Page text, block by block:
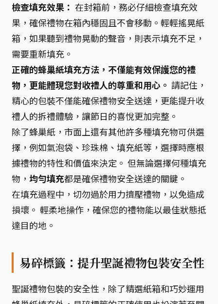
檢查填充效果： 在封箱前，務必仔細檢查填充效
果，確保禮物在箱內穩固且不會移動。輕輕搖晃紙
箱，如果聽到禮物晃動的聲音，則表示填充不足，
需要重新填充。
正確的蜂巢紙填充方法，不僅能有效保護您的禮
物，更能體現您對收禮人的尊重和用心。 請記住，
精心的包裝不僅能確保禮物安全送達，更能提升收
禮人的拆禮體驗，讓節日的喜悅更加完整。
除了蜂巢紙，市面上還有其他許多種填充物可供選
擇，例如氣泡袋、珍珠棉、填充紙等，選擇時應根
據禮物的特性和價值來決定。 但無論選擇何種填充
物， 均勻填充都是確保禮物安全送達的關鍵。
在填充過程中，切勿過於用力擠壓禮物，以免造成
損壞。 輕柔地操作，確保您的禮物能以最佳狀態抵
達目的地。
易碎標籤：提升聖誕禮物包裝安全性
聖誕禮物包裝的安全性，除了精選紙箱和巧妙運用